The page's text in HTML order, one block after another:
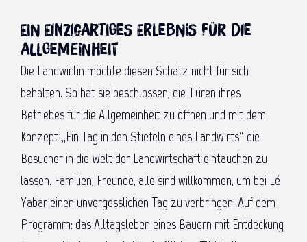
Ein einzigartiges Erlebnis für die
Allgemeinheit
Die Landwirtin möchte diesen Schatz nicht für sich
behalten. So hat sie beschlossen, die Türen ihres
Betriebes für die Allgemeinheit zu öffnen und mit dem
Konzept „Ein Tag in den Stiefeln eines Landwirts“ die
Besucher in die Welt der Landwirtschaft eintauchen zu
lassen. Familien, Freunde, alle sind willkommen, um bei Lé
Yabar einen unvergesslichen Tag zu verbringen. Auf dem
Programm: das Alltagsleben eines Bauern mit Entdeckung